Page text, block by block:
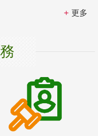
更多